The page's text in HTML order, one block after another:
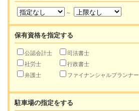
～
保有資格を指定する
公認会計士
社労士
弁護士
司法書士
行政書士
ファイナンシャルプランナー
駐車場の指定をする